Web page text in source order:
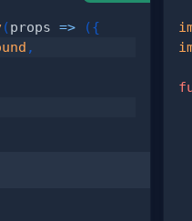
(props => ({
,